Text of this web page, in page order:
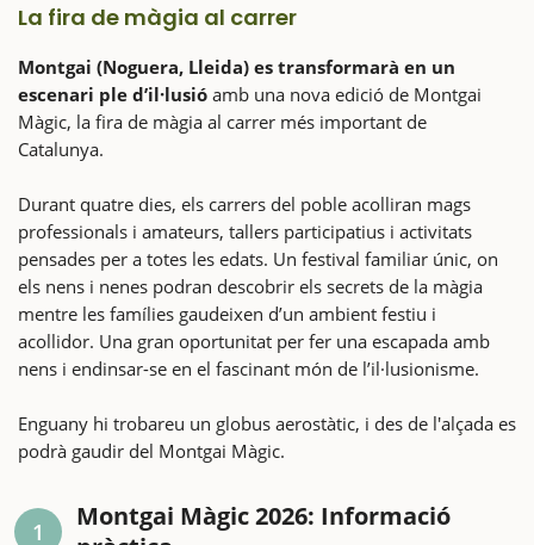
La fira de màgia al carrer
Montgai (Noguera, Lleida) es transformarà en un
escenari ple d’il·lusió amb una nova edició de Montgai
Màgic, la fira de màgia al carrer més important de
Catalunya.
Durant quatre dies, els carrers del poble acolliran mags
professionals i amateurs, tallers participatius i activitats
pensades per a totes les edats. Un festival familiar únic, on
els nens i nenes podran descobrir els secrets de la màgia
mentre les famílies gaudeixen d’un ambient festiu i
acollidor. Una gran oportunitat per fer una escapada amb
nens i endinsar-se en el fascinant món de l’il·lusionisme.
Enguany hi trobareu un globus aerostàtic, i des de l'alçada es
podrà gaudir del Montgai Màgic.
1
Montgai Màgic 2026: Informació